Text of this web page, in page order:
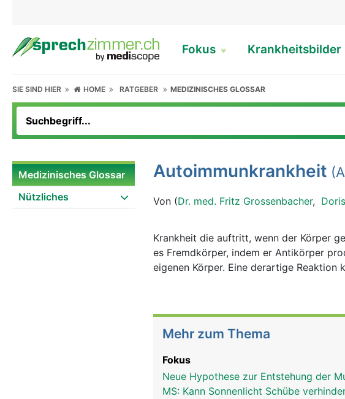
Fokus Krankheitsbilder
SIE SIND HIER HOME RATGEBER MEDIZINISCHES GLOSSAR
Medizinisches Glossar
Nützliches
Autoimmunkrankheit
Von (Dr. med. Fritz Grossenbacher,
Krankheit die auftritt, wenn der Körper
es Fremdkörper, indem er Antikörper
eigenen Körper. Eine derartige Reaktion
Mehr zum Thema
Fokus
Neue Hypothese zur Entstehung der
MS: Kann Sonnenlicht Schübe